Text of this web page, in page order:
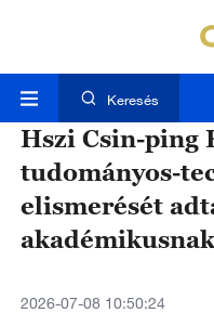
Keresés
Hszi Csin-ping
tudományos-
elismerését
akadémikusnak
2026-07-08 10:50:24